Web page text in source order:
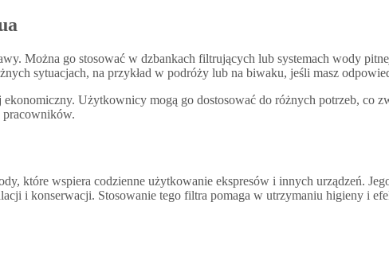
Można go stosować w dzbankach filtrujących lub systemach wody
sytuacjach, na przykład w podróży lub na biwaku, jeśli masz
Użytkownicy mogą go dostosować do różnych potrzeb, co
pracowników.
które wspiera codzienne użytkowanie ekspresów i innych urządzeń.
i konserwacji. Stosowanie tego filtra pomaga w utrzymaniu higieny i